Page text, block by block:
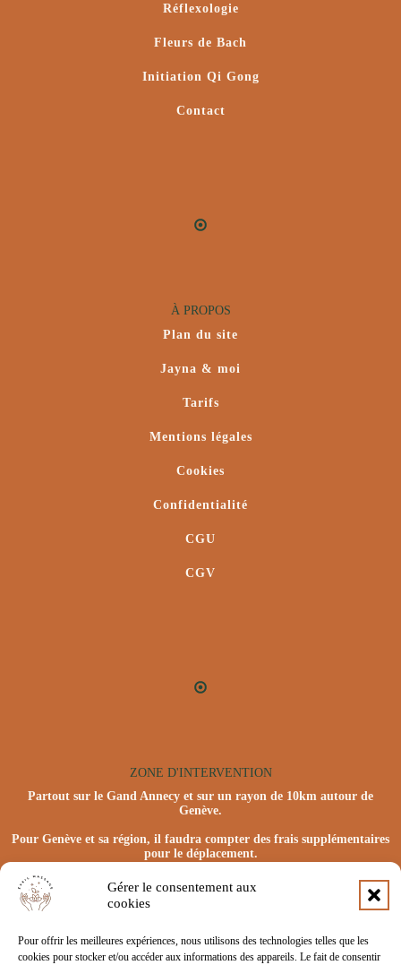
Gérer le consentement aux
cookies
Pour offrir les meilleures expériences, nous utilisons des technologies telles que les
cookies pour stocker et/ou accéder aux informations des appareils. Le fait de consentir
Réflexologie
Fleurs de Bach
Initiation Qi Gong
Contact
À PROPOS
Plan du site
Jayna & moi
Tarifs
Mentions légales
Cookies
Confidentialité
CGU
CGV
ZONE D'INTERVENTION
Partout sur le Gand Annecy et sur un rayon de 10km autour de
Genève.
Pour Genève et sa région, il faudra compter des frais supplémentaires
pour le déplacement.